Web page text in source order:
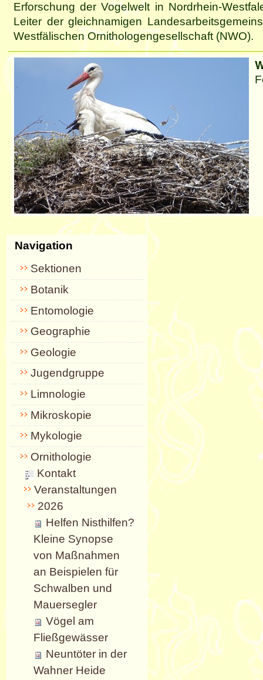
Erforschung der Vogelwelt in Nordrhein-
Leiter der gleichnamigen
Westfälischen Ornithologengesellschaft (NWO).
Navigation
Sektionen
Botanik
Entomologie
Geographie
Geologie
Jugendgruppe
Limnologie
Mikroskopie
Mykologie
Ornithologie
Kontakt
Veranstaltungen
2026
Helfen Nisthilfen?
Kleine Synopse
von Maßnahmen
an Beispielen für
Schwalben und
Mauersegler
Vögel am
Fließgewässer
Neuntöter in der
Wahner Heide